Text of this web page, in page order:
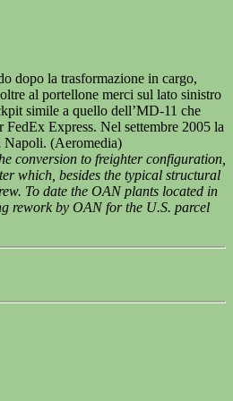
dopo la trasformazione in cargo,
al portellone merci sul lato sinistro
simile a quello dell’MD-11 che
Express. Nel settembre 2005 la
Napoli. (Aeromedia)
conversion to freighter configuration,
which, besides the typical structural
To date the OAN plants located in
rework by OAN for the U.S. parcel